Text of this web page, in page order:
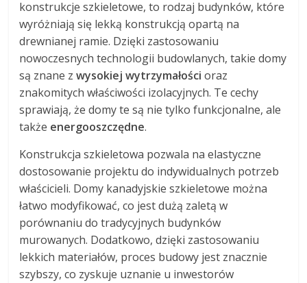
konstrukcje szkieletowe, to rodzaj budynków, które
wyróżniają się lekką konstrukcją opartą na
drewnianej ramie. Dzięki zastosowaniu
nowoczesnych technologii budowlanych, takie domy
są znane zwysokiej wytrzymałości oraz
znakomitych właściwości izolacyjnych. Te cechy
sprawiają, że domy te są nie tylko funkcjonalne, ale
także energooszczędne.
Konstrukcja szkieletowa pozwala na elastyczne
dostosowanie projektu do indywidualnych potrzeb
właścicieli. Domy kanadyjskie szkieletowe można
łatwo modyfikować, co jest dużą zaletą w
porównaniu do tradycyjnych budynków
murowanych. Dodatkowo, dzięki zastosowaniu
lekkich materiałów, proces budowy jest znacznie
szybszy, co zyskuje uznanie u inwestorów